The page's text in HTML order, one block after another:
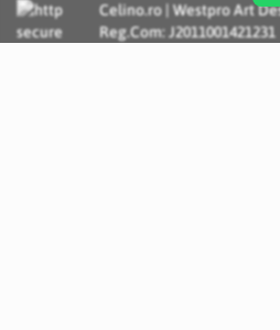
Celino.ro | Westpro Art
Reg.Com: J2011001421231